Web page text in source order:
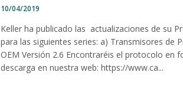
10/04/2019
Keller ha publicado las actualizaciones de su
para las siguientes series: a) Transmisores de
OEM Versión 2.6 Encontraréis el protocolo en
descarga en nuestra web: https://www.ca...